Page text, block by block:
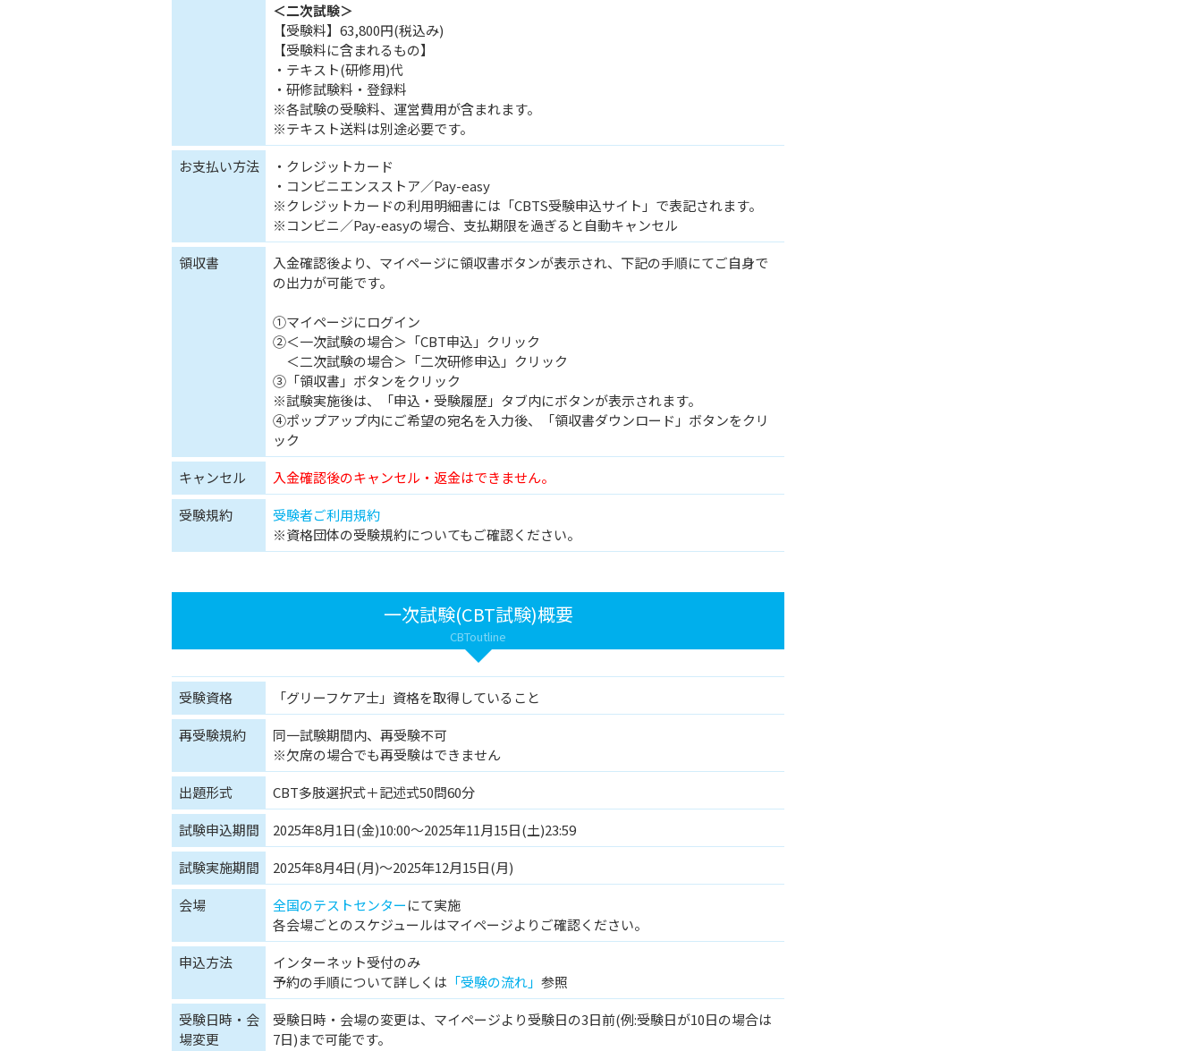
＜二次試験＞
【受験料】63,800円(税込み)
【受験料に含まれるもの】
・テキスト(研修用)代
・研修試験料・登録料
※各試験の受験料、運営費用が含まれます。
※テキスト送料は別途必要です。
お支払い方法
・クレジットカード
・コンビニエンスストア／Pay-easy
※クレジットカードの利用明細書には「CBTS受験申込サイト」で表記されます。
※コンビニ／Pay-easyの場合、支払期限を過ぎると自動キャンセル
領収書
入金確認後より、マイページに領収書ボタンが表示され、下記の手順にてご自身で
の出力が可能です。
①マイページにログイン
②＜一次試験の場合＞「CBT申込」クリック
＜二次試験の場合＞「二次研修申込」クリック
③「領収書」ボタンをクリック
※試験実施後は、「申込・受験履歴」タブ内にボタンが表示されます。
④ポップアップ内にご希望の宛名を入力後、「領収書ダウンロード」ボタンをクリ
ック
キャンセル
入金確認後のキャンセル・返金はできません。
受験規約
受験者ご利用規約
※資格団体の受験規約についてもご確認ください。
一次試験(CBT試験)概要
CBToutline
受験資格
「グリーフケア士」資格を取得していること
再受験規約
同一試験期間内、再受験不可
※欠席の場合でも再受験はできません
出題形式
CBT多肢選択式＋記述式50問60分
試験申込期間
2025年8月1日(金)10:00～2025年11月15日(土)23:59
試験実施期間
2025年8月4日(月)～2025年12月15日(月)
会場
全国のテストセンターにて実施
各会場ごとのスケジュールはマイページよりご確認ください。
申込方法
インターネット受付のみ
予約の手順について詳しくは 「受験の流れ」 参照
受験日時・会
場変更
受験日時・会場の変更は、マイページより受験日の3日前(例:受験日が10日の場合は
7日)まで可能です。